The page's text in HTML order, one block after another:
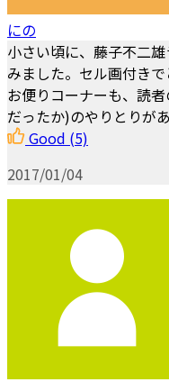
にの
小さい頃に、藤子不二
みました。セル画付きで
お便りコーナーも、読
だったか)のやりとりが
Good (5)
2017/01/04